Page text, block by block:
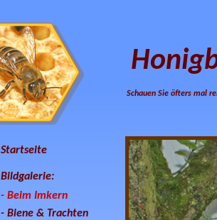
Schauen Sie öfters mal
Startseite
Bildgalerie:
- Beim Imkern
- Biene & Trachten